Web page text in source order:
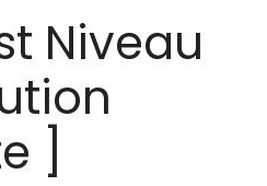
Niveau
]